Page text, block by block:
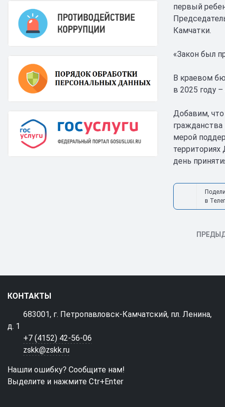
первый
Камчатки.
«Закон был
В краевом
в 2025 году
Добавим, что
мерой
день
в
КОНТАКТЫ
683001, г. Петропавловск-Камчатский, пл. Ленина,
д. 1
+7 (4152) 42-56-06
zskk@zskk.ru
Нашли ошибку? Сообщите нам!
Выделите и нажмите Ctr+Enter